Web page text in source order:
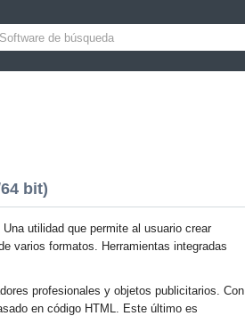
bit)
utilidad que permite al usuario crear
varios formatos. Herramientas integradas
profesionales y objetos publicitarios. Con
en código HTML. Este último es